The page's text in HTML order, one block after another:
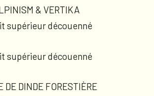
& VERTIKA
supérieur découenné
supérieur découenné
DE DINDE FORESTIÈRE